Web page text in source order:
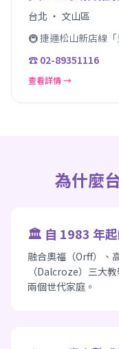
台北 ・ 文山區
🚇 捷運松山新店線「
☎ 02-89351116
查看詳情 →
為什麼
🏛️ 自 1983 年
融合奧福（Orff）、
（Dalcroze）三大
兩個世代家庭。